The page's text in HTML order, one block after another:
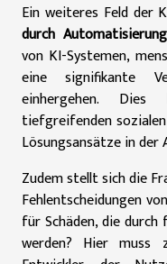
Ein weiteres Feld der
durch Automatisierung
von KI-Systemen,
eine signifikante
einhergehen.
tiefgreifenden
Lösungsansätze in
Zudem stellt sich die
Fehlentscheidungen
für Schäden, die
werden? Hier muss